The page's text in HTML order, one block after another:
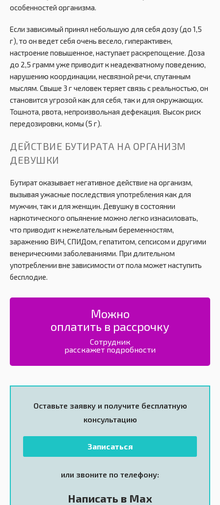
особенностей организма.
Если зависимый принял небольшую для себя дозу (до 1,5
г), то он ведет себя очень весело, гиперактивен,
настроение повышенное, наступает раскрепощение. Доза
до 2,5 грамм уже приводит к неадекватному поведению,
нарушению координации, несвязной речи, спутанным
мыслям. Свыше 3 г человек теряет связь с реальностью, он
становится угрозой как для себя, так и для окружающих.
Тошнота, рвота, непроизвольная дефекация. Высок риск
передозировки, комы (5 г).
ДЕЙСТВИЕ БУТИРАТА НА ОРГАНИЗМ
ДЕВУШКИ
Бутират оказывает негативное действие на организм,
вызывая ужасные последствия употребления как для
мужчин, так и для женщин. Девушку в состоянии
наркотического опьянение можно легко изнасиловать,
что приводит к нежелательным беременностям,
заражению ВИЧ, СПИДом, гепатитом, сепсисом и другими
венерическими заболеваниями. При длительном
употреблении вне зависимости от пола может наступить
бесплодие.
Можно
оплатить в рассрочку
Сотрудник
расскажет подробности
Оставьте заявку и получите бесплатную
консультацию
Записаться
или звоните по телефону:
Написать в Max